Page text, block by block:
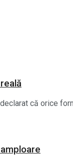
că orice